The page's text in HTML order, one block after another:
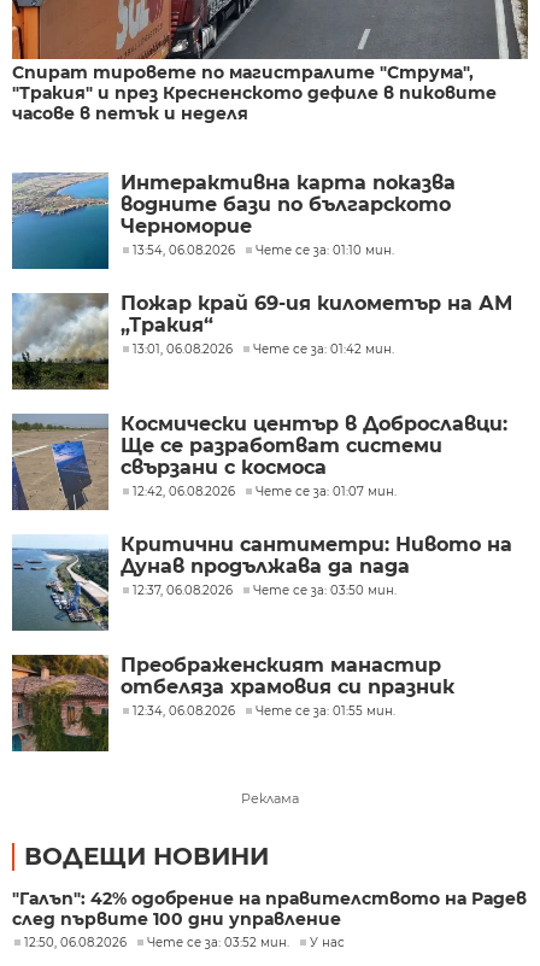
Спират тировете по магистралите "Струма",
"Тракия" и през Кресненското дефиле в пиковите
часове в петък и неделя
Интерактивна карта показва
водните бази по българското
Черноморие
13:54, 06.08.2026 Чете се за: 01:10 мин.
Пожар край 69-ия километър на АМ
„Тракия“
13:01, 06.08.2026 Чете се за: 01:42 мин.
Космически център в Доброславци:
Ще се разработват системи
свързани с космоса
12:42, 06.08.2026 Чете се за: 01:07 мин.
Критични сантиметри: Нивото на
Дунав продължава да пада
12:37, 06.08.2026 Чете се за: 03:50 мин.
Преображенският манастир
отбеляза храмовия си празник
12:34, 06.08.2026 Чете се за: 01:55 мин.
Реклама
ВОДЕЩИ НОВИНИ
"Галъп": 42% одобрение на правителството на Радев
след първите 100 дни управление
12:50, 06.08.2026 Чете се за: 03:52 мин. У нас